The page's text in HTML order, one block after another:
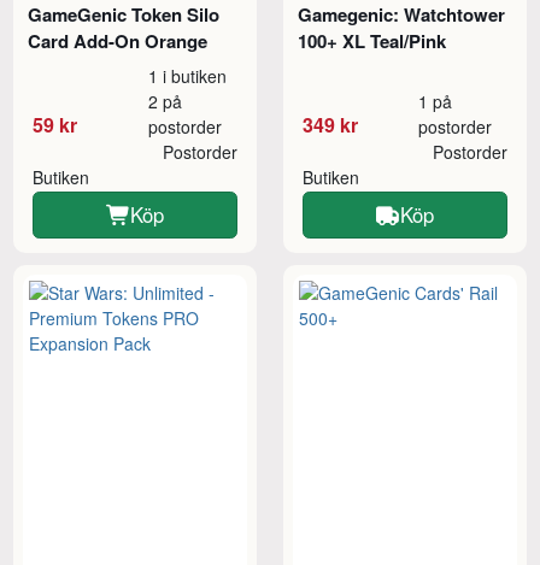
GameGenic Token Silo
Card Add-On Orange
59 kr
1 i butiken
2 på
postorder
Butiken
Postorder
Köp
Gamegenic: Watchtower
100+ XL Teal/Pink
349 kr
1 på
postorder
Butiken
Postorder
Köp